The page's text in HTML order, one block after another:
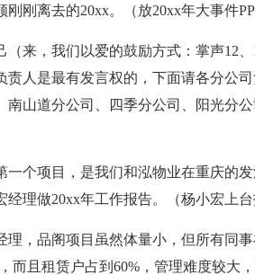
刚离去的20xx。（放20xx年大事件
（来，我们以爱的鼓励方式：掌声12
责人是最有发言权的，下面请各分公
山道分公司、四季分公司、阳光分
一个项目，是我们和泓物业在重庆的
理做20xx年工作报告。（杨小宏上台
理，品阁项目虽然体量小，但所有同
而且租赁户占到60%，管理难度较大